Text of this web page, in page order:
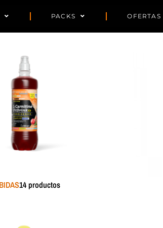
PACKS OFERTAS
14 productos